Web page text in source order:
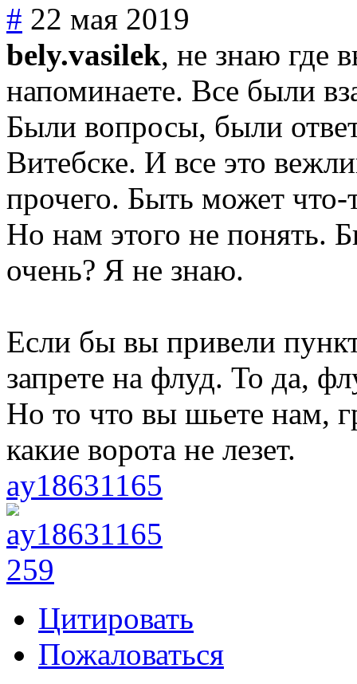
# 22 мая 2019
bely.vasilek, не знаю где
напоминаете. Все были
Были вопросы, были
Витебске. И все это
прочего. Быть может что-
Но нам этого не понять.
очень? Я не знаю.
Если бы вы привели
запрете на флуд. То да,
Но то что вы шьете нам,
какие ворота не лезет.
ay18631165
259
Цитировать
Пожаловаться